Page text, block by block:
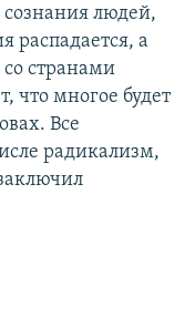
людей,
распадается, а
странами
что многое будет
Все
радикализм,